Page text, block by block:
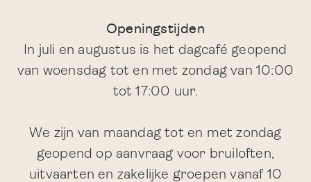
Openingstijden
In juli en augustus is het dagcafé geopend
van woensdag tot en met zondag van 10:00
tot 17:00 uur.
We zijn van maandag tot en met zondag
geopend op aanvraag voor bruiloften,
uitvaarten en zakelijke groepen vanaf 10